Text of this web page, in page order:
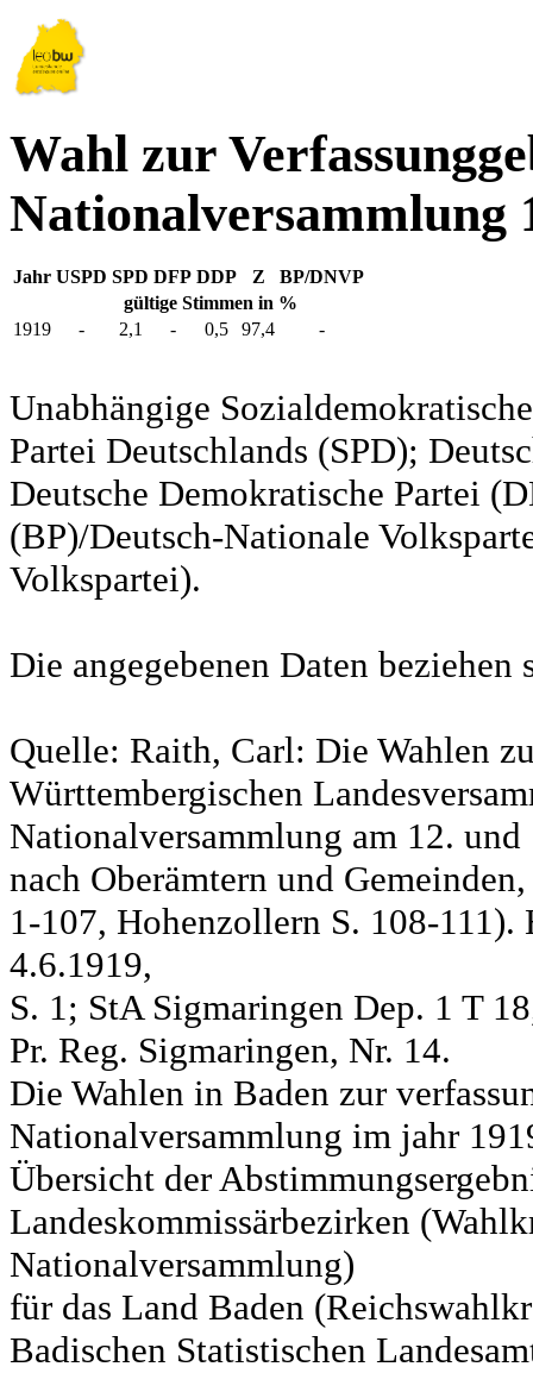
Wahl zur
Nationalversammlung
Jahr USPD SPD DFP DDP Z
BP/DNVP
gültige Stimmen in %
1919
- 2,1 - 0,5 97,4 -
Unabhängige
Partei Deutschlands (SPD);
Deutsche Demokratische Partei
(BP)/Deutsch-Nationale
Volkspartei).
Die angegebenen Daten
Quelle: Raith, Carl: Die Wahlen
Württembergischen
Nationalversammlung am 12. und
nach Oberämtern und
1-107, Hohenzollern S. 108-
4.6.1919,
S. 1; StA Sigmaringen Dep. 1 T
Pr. Reg. Sigmaringen, Nr. 14.
Die Wahlen in Baden zur
Nationalversammlung im jahr
Übersicht der
Landeskommissärbezirken
Nationalversammlung)
für das Land Baden
Badischen Statistischen